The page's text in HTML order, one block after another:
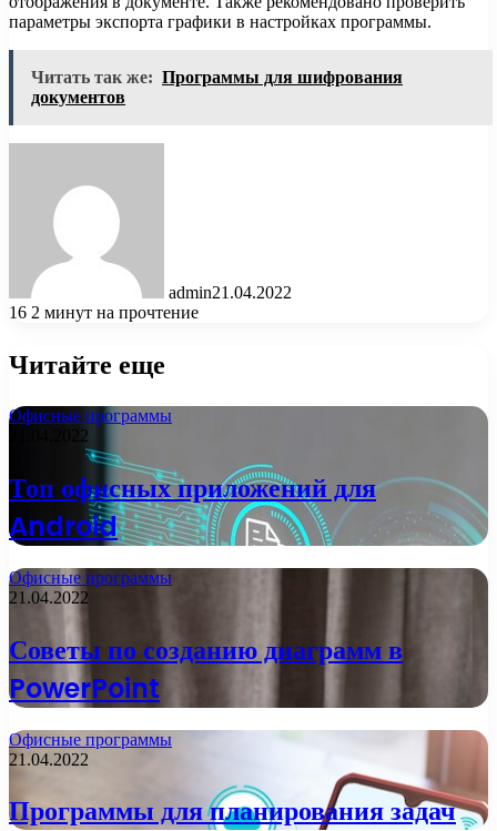
параметры экспорта графики в настройках программы.
Читать так же: Программы для шифрования
документов
admin21.04.2022
16 2 минут на прочтение
Читайте еще
Офисные программы
21.04.2022
Топ офисных приложений для
Android
Офисные программы
21.04.2022
Советы по созданию диаграмм в
PowerPoint
Офисные программы
21.04.2022
Программы для планирования задач